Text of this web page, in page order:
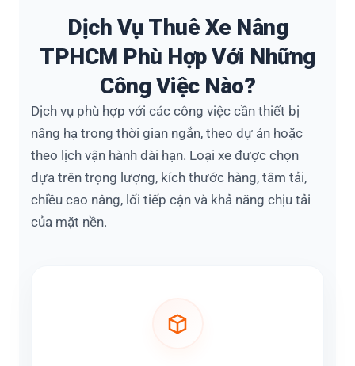
Dịch Vụ Thuê Xe Nâng
TPHCM Phù Hợp Với Những
Công Việc Nào?
Dịch vụ phù hợp với các công việc cần thiết bị
nâng hạ trong thời gian ngắn, theo dự án hoặc
theo lịch vận hành dài hạn. Loại xe được chọn
dựa trên trọng lượng, kích thước hàng, tâm tải,
chiều cao nâng, lối tiếp cận và khả năng chịu tải
của mặt nền.